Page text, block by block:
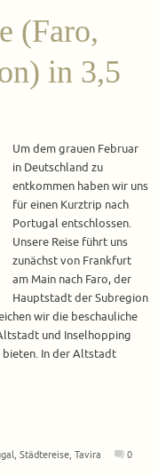
(Faro,
in 3,5
Um dem grauen Februar
in Deutschland zu
entkommen haben wir uns
für einen Kurztrip nach
Portugal entschlossen.
Unsere Reise führt uns
zunächst von Frankfurt
am Main nach Faro, der
Hauptstadt der Subregion
wir die beschauliche
und Inselhopping
bieten. In der Altstadt
,Städtereise,Tavira 0